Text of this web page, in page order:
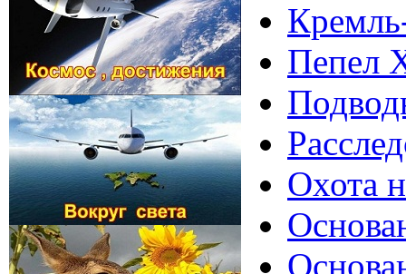
Пепел
Охота